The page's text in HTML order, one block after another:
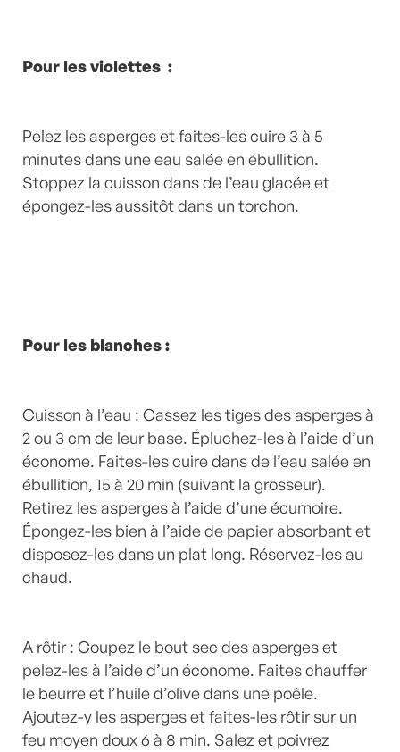
Pour les violettes :
Pelez les asperges et faites-les cuire 3 à 5
minutes dans une eau salée en ébullition.
Stoppez la cuisson dans de l’eau glacée et
épongez-les aussitôt dans un torchon.
Pour les blanches :
Cuisson à l’eau : Cassez les tiges des asperges à
2 ou 3 cm de leur base. Épluchez-les à l’aide d’un
économe. Faites-les cuire dans de l’eau salée en
ébullition, 15 à 20 min (suivant la grosseur).
Retirez les asperges à l’aide d’une écumoire.
Épongez-les bien à l’aide de papier absorbant et
disposez-les dans un plat long. Réservez-les au
chaud.
A rôtir : Coupez le bout sec des asperges et
pelez-les à l’aide d’un économe. Faites chauffer
le beurre et l’huile d’olive dans une poêle.
Ajoutez-y les asperges et faites-les rôtir sur un
feu moyen doux 6 à 8 min. Salez et poivrez